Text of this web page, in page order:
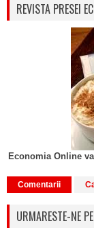
REVISTA PRESEI
Economia Online
Comentarii
URMARESTE-NE